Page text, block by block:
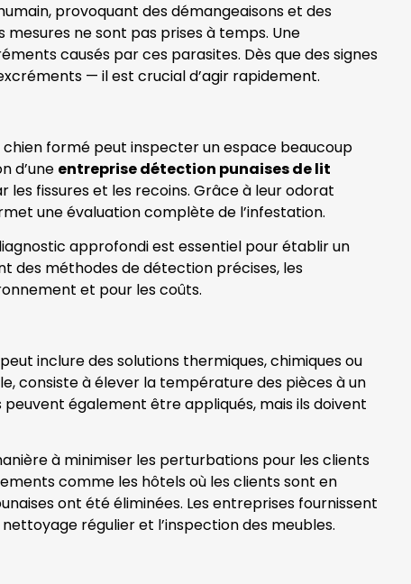
provoquant des démangeaisons et des
ne sont pas prises à temps. Une
causés par ces parasites. Dès que des signes
— il est crucial d’agir rapidement.
chien formé peut inspecter un espace beaucoup
d’une entreprise détection punaises de lit
les fissures et les recoins. Grâce à leur odorat
une évaluation complète de l’infestation.
approfondi est essentiel pour établir un
des méthodes de détection précises, les
et pour les coûts.
inclure des solutions thermiques, chimiques ou
consiste à élever la température des pièces à un
également être appliqués, mais ils doivent
à minimiser les perturbations pour les clients
comme les hôtels où les clients sont en
ont été éliminées. Les entreprises fournissent
régulier et l’inspection des meubles.